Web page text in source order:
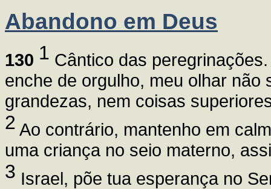
Abandono em Deus
130 1 Cântico das
enche de orgulho, meu olhar
grandezas, nem coisas
2 Ao contrário, mantenho em
uma criança no seio materno,
3 Israel, põe tua esperança no